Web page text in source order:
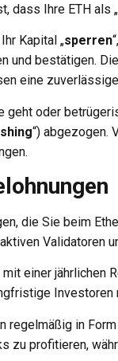
dass Ihre ETH als „
Kapital „sperren
und bestätigen.
eine
geht oder
“) abgezogen.
die Sie beim
Validatoren
mit einer jährlichen
regelmäßig in
zu profitieren,